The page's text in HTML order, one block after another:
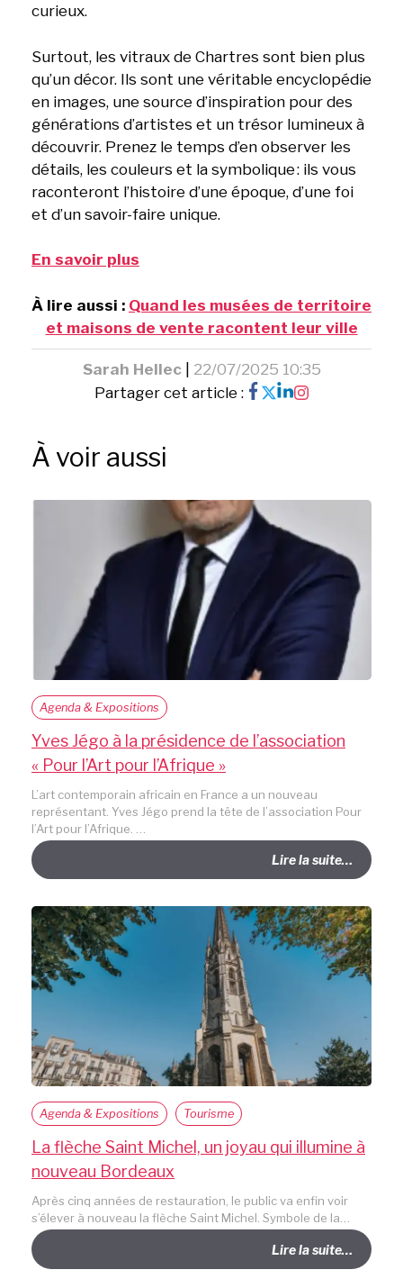
curieux.
Surtout, les vitraux de Chartres sont bien plus
qu’un décor. Ils sont une véritable encyclopédie
en images, une source d’inspiration pour des
générations d’artistes et un trésor lumineux à
découvrir. Prenez le temps d’en observer les
détails, les couleurs et la symbolique : ils vous
raconteront l’histoire d’une époque, d’une foi
et d’un savoir-faire unique.
En savoir plus
À lire aussi : Quand les musées de territoire
et maisons de vente racontent leur ville
Sarah Hellec| 22/07/2025 10:35
Partager cet article :
À voir aussi
Agenda & Expositions
Yves Jégo à la présidence de l’association
« Pour l’Art pour l’Afrique »
L’art contemporain africain en France a un nouveau
représentant. Yves Jégo prend la tête de l’association Pour
l’Art pour l’Afrique. …
Lire la suite…
Agenda & Expositions Tourisme
La flèche Saint Michel, un joyau qui illumine à
nouveau Bordeaux
Après cinq années de restauration, le public va enfin voir
s’élever à nouveau la flèche Saint Michel. Symbole de la…
Lire la suite…